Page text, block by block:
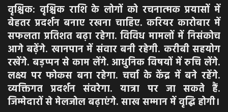
वृश्चिक: वृश्चिक राशि के लोगों को रचनात्मक प्रयासों में
बेहतर प्रदर्शन बनाए रखना चाहिए. करियर कारोबार में
सफलता प्रतिशत बढ़ा रहेगा. विविध मामलों में निसंकोच
आगे बढ़ेंगे. खानपान में संवार बनी रहेगी. करीबी सहयोग
रखेंगे. बड़प्पन से काम लेंगे. आधुनिक विषयों में रुचि लेंगे.
लक्ष्य पर फोकस बना रहेगा. चर्चा के केंद्र में बने रहेंगे.
व्यक्तिगत प्रदर्शन संवरेगा. यात्रा पर जा सकते हैं.
जिम्मेदारों से मेलजोल बढ़ाएंगे. साख सम्मान में वृद्धि होगी।